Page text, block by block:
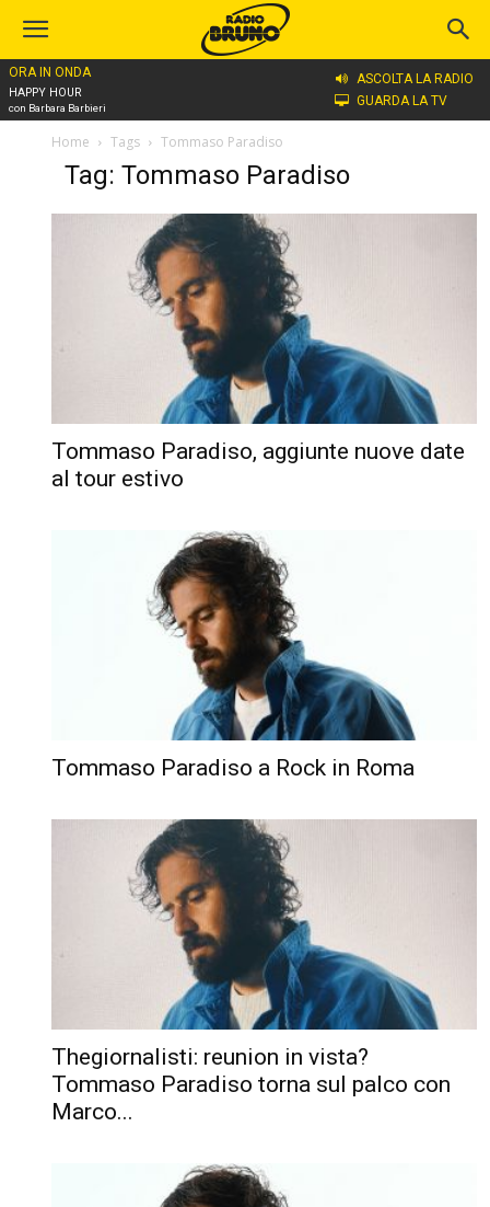
ORA IN ONDA
HAPPY HOUR
con Barbara Barbieri
ASCOLTA LA RADIO
GUARDA LA TV
Home Tags Tommaso Paradiso
Tag: Tommaso Paradiso
Tommaso Paradiso, aggiunte nuove date
al tour estivo
Tommaso Paradiso a Rock in Roma
Thegiornalisti: reunion in vista?
Tommaso Paradiso torna sul palco con
Marco...